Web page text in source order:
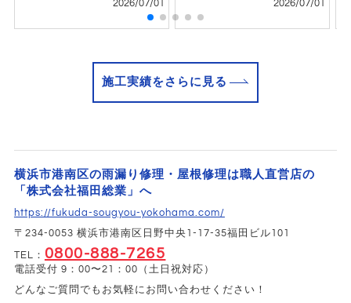
2026/07/01 2026/07/01
施工実績をさらに見る
横浜市港南区の雨漏り修理・屋根修理は職人直営店の
「株式会社福田総業」へ
https://fukuda-sougyou-yokohama.com/
〒234-0053 横浜市港南区日野中央1-17-35福田ビル101
TEL： 0800-888-7265
電話受付 9：00〜21：00（土日祝対応）
どんなご質問でもお気軽にお問い合わせください！